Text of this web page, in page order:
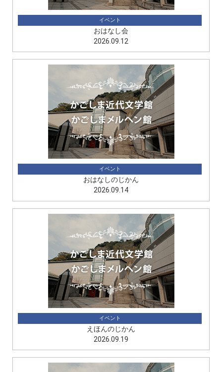
イベント
おはなし会
2026.09.12
イベント
おはなしのじかん
2026.09.14
イベント
えほんのじかん
2026.09.19